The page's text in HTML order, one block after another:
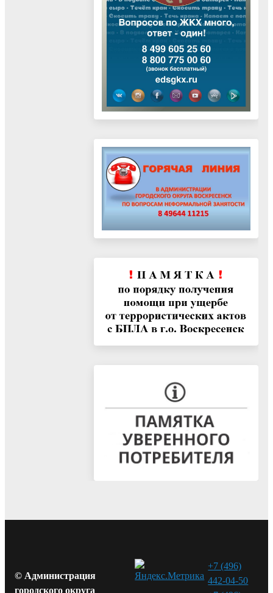
© Администрация
городского округа
+7 (496)
442-04-50